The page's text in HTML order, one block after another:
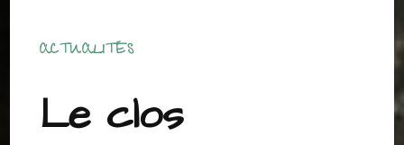
ACTUALITÉS
Le clos